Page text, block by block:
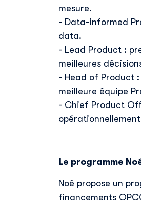
mesure.
- Data-informed
data.
- Lead Product :
meilleures
- Head of Product
meilleure équipe
- Chief Product
Le programme
Noé propose un
financements